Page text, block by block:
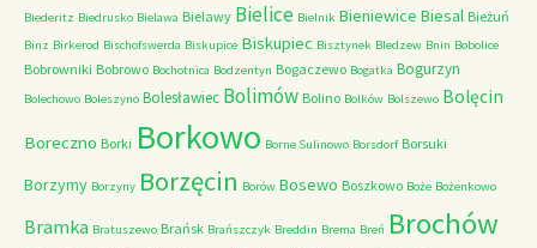
Biederitz Biedrusko Bielawa Bielawy Bielice Bielnik Bieniewice Biesal Bieżuń
Binz Birkerod Bischofswerda Biskupice Biskupiec Bisztynek Bledzew Bnin Bobolice
Bobrowniki Bobrowo Bochotnica Bodzentyn Bogaczewo Bogatka Bogurzyn
Bolechowo Boleszyno Bolesławiec Bolimów Bolino Bolków Bolszewo Bolęcin
Boreczno Borki Borkowo Borne Sulinowo Borsdorf Borsuki
Borzymy Borzyny Borzęcin Borów Bosewo Boszkowo Boże Bożenkowo
Bramka Bratuszewo Brańsk Brańszczyk Breddin Brema Breń Brochów